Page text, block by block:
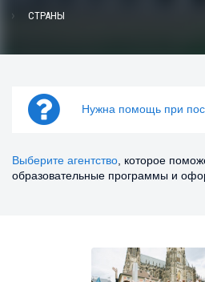
СТРАНЫ
Нужна помощь при
Выберите агентство , которое
образовательные программы и